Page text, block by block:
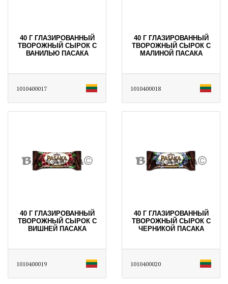
40 Г ГЛАЗИРОВАННЫЙ
ТВОРОЖНЫЙ СЫРОК С
ВАНИЛЬЮ ПАСАКА
1010400017
40 Г ГЛАЗИРОВАННЫЙ
ТВОРОЖНЫЙ СЫРОК С
МАЛИНОЙ ПАСАКА
1010400018
40 Г ГЛАЗИРОВАННЫЙ
ТВОРОЖНЫЙ СЫРОК С
ВИШНЕЙ ПАСАКА
1010400019
40 Г ГЛАЗИРОВАННЫЙ
ТВОРОЖНЫЙ СЫРОК С
ЧЕРНИКОЙ ПАСАКА
1010400020